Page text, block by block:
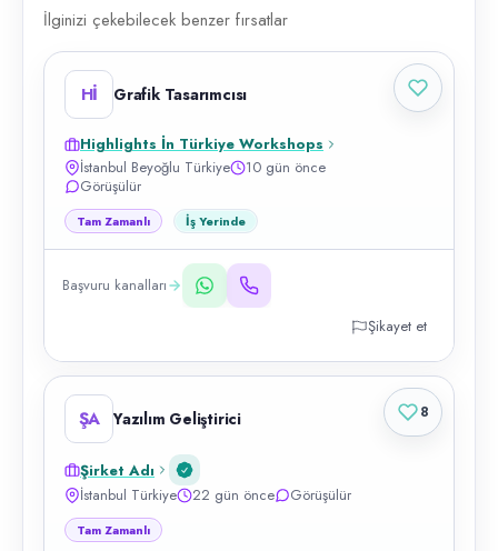
İlginizi çekebilecek benzer fırsatlar
Hİ Grafik Tasarımcısı
Highlights İn Türkiye Workshops
İstanbul Beyoğlu Türkiye
10 gün önce
Görüşülür
Tam Zamanlı İş Yerinde
Başvuru kanalları
Şikayet et
ŞA Yazılım Geliştirici
Şirket Adı
İstanbul Türkiye
22 gün önce Görüşülür
Tam Zamanlı
8